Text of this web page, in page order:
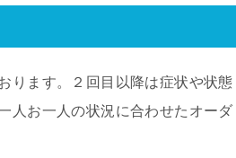
ります。２回目以降は症状や状態
人お一人の状況に合わせたオーダ